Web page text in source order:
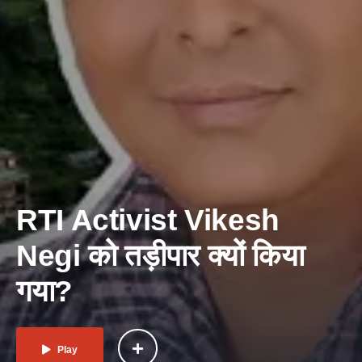
RTI Activist Vikesh
Negi को तड़ीपार क्यों किया
गया?
Play